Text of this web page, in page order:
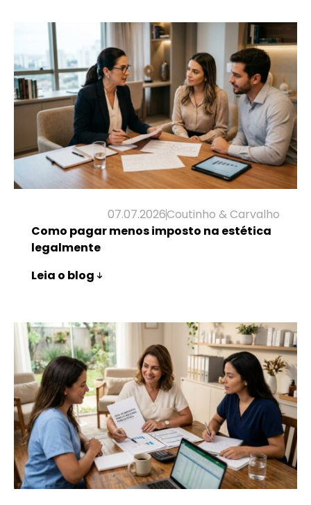
Como pagar menos imposto na estética
legalmente
Coutinho & Carvalho
07.07.2026
Leia o blog